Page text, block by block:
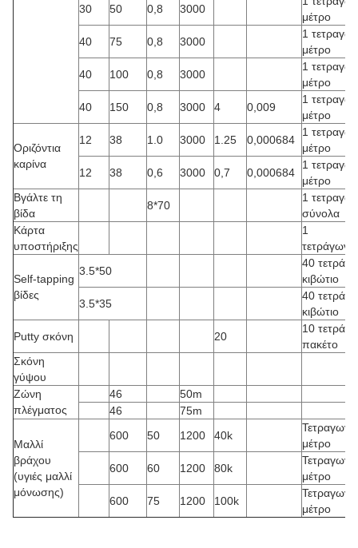
30
50 0,8 3000
μέτρο
40
75 0,8 3000
1
μέτρο
40
100 0,8 3000
1
μέτρο
40
150 0,8 3000 4 0,009
1
μέτρο
Οριζόντια
καρίνα
12 38 1.0 3000 1.25 0,000684
1
μέτρο
12
38 0,6 3000 0,7 0,000684
1
μέτρο
Βγάλτε τη
βίδα
8*70
1
σύνολα
Κάρτα
υποστήριξης
1
Self-tapping
βίδες
3.5*50
40
κιβώτιο
3.5*35
40
κιβώτιο
Putty σκόνη
20
10
πακέτο
Σκόνη
γύψου
Ζώνη
πλέγματος
46
50m
46
75m
Μαλλί
βράχου
(υγιές μαλλί
μόνωσης)
600 50 1200 40k
μέτρο
600
60 1200 80k
μέτρο
600
75 1200 100k
μέτρο